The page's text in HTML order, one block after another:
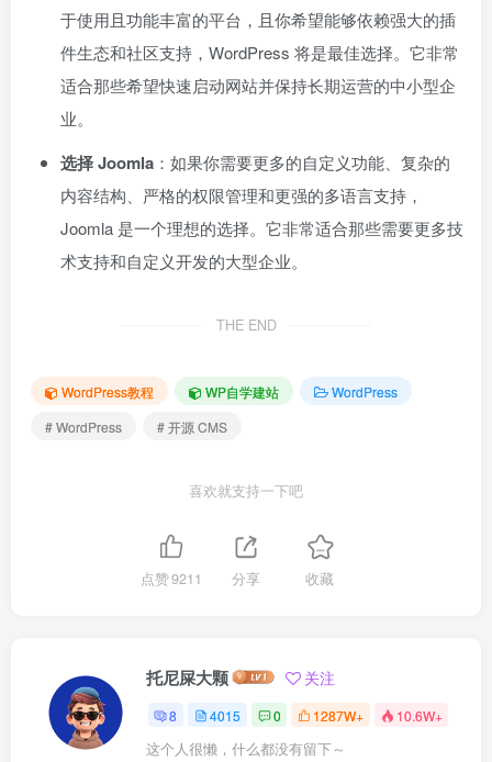
于使用且功能丰富的平台，且你希望能够依赖强大的插
件生态和社区支持，WordPress 将是最佳选择。它非常
适合那些希望快速启动网站并保持长期运营的中小型企
业。
选择 Joomla ：如果你需要更多的自定义功能、复杂的
内容结构、严格的权限管理和更强的多语言支持，
Joomla 是一个理想的选择。它非常适合那些需要更多技
术支持和自定义开发的大型企业。
THE END
WordPress教程 WP自学建站
WordPress
# WordPress
# 开源 CMS
喜欢就支持一下吧
点赞9211 分享 收藏
托尼屎大颗 关注
8 4015 0 1287W+ 10.6W+
这个人很懒，什么都没有留下～